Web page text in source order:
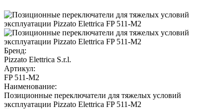
Бренд:
Pizzato Elettrica S.r.l.
Артикул:
FP 511-M2
Наименование:
Позиционные переключатели для тяжелых условий
эксплуатации Pizzato Elettrica FP 511-M2